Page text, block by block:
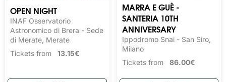
OPEN NIGHT
INAF Osservatorio
Astronomico di Brera - Sede
di Merate, Merate
Tickets from 13.15€
MARRA E GUÈ -
SANTERIA 10TH
ANNIVERSARY
Ippodromo Snai - San Siro,
Milano
Tickets from 86.00€